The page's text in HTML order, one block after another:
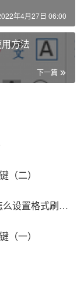
年4月27日 06:00
方法
下一篇
（二）
Word 快捷键之：Word 格式刷怎么用怎么设置格式刷快捷键
（一）